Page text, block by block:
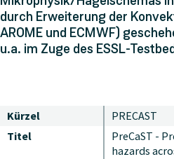
durch Erweiterung der
AROME und ECMWF)
u.a. im Zuge des ESSL-
Kürzel
PRECAST
Titel
PreCaST -
hazards